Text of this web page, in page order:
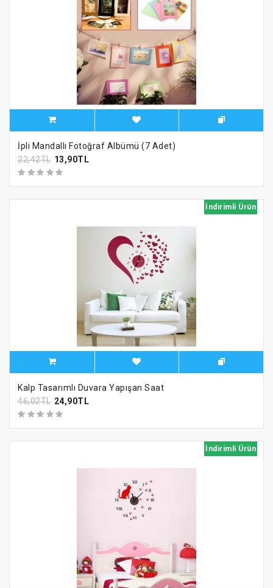
İpli Mandallı Fotoğraf Albümü (7 Adet)
22,42TL 13,90TL
İndirimli Ürün
Kalp Tasarımlı Duvara Yapışan Saat
46,02TL 24,90TL
İndirimli Ürün